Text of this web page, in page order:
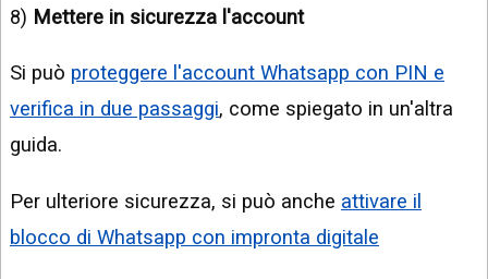
8) Mettere in sicurezza l'account
Si può proteggere l'account Whatsapp con PIN e
verifica in due passaggi, come spiegato in un'altra
guida.
Per ulteriore sicurezza, si può anche attivare il
blocco di Whatsapp con impronta digitale